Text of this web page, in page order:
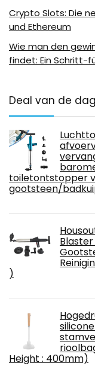
Crypto Slots: Die
und Ethereum
Wie man den
findet: Ein Schritt-
Deal van de
toiletontstopper
gootsteen/
)
Height : 400mm)